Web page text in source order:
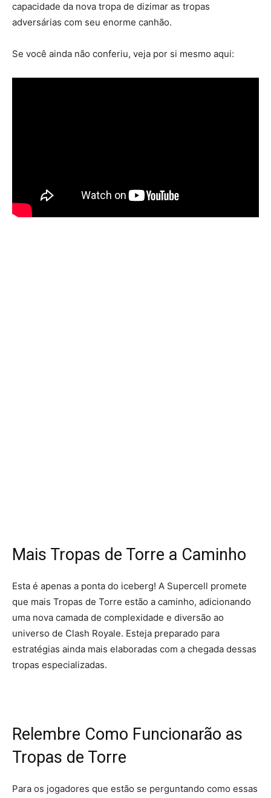
capacidade da nova tropa de dizimar as tropas
adversárias com seu enorme canhão.
Se você ainda não conferiu, veja por si mesmo aqui:
Mais Tropas de Torre a Caminho
Esta é apenas a ponta do iceberg! A Supercell promete
que mais Tropas de Torre estão a caminho, adicionando
uma nova camada de complexidade e diversão ao
universo de Clash Royale. Esteja preparado para
estratégias ainda mais elaboradas com a chegada dessas
tropas especializadas.
Relembre Como Funcionarão as
Tropas de Torre
Para os jogadores que estão se perguntando como essas